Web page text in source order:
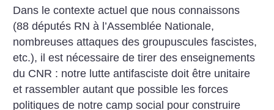
Dans le contexte actuel que nous connaissons
(88 députés RN à l’Assemblée Nationale,
nombreuses attaques des groupuscules fascistes,
etc.), il est nécessaire de tirer des enseignements
du CNR : notre lutte antifasciste doit être unitaire
et rassembler autant que possible les forces
politiques de notre camp social pour construire